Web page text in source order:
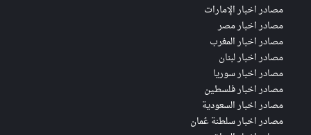
مصادر اخبار الإمارات
مصادر اخبار مصر
مصادر اخبار المغرب
مصادر اخبار لبنان
مصادر اخبار سوريا
مصادر اخبار فلسطين
مصادر اخبار السعودية
مصادر اخبار سلطنة عُمان